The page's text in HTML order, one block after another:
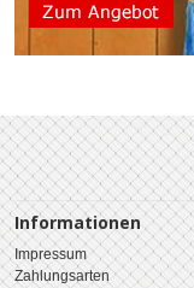
Informationen
Impressum
Zahlungsarten